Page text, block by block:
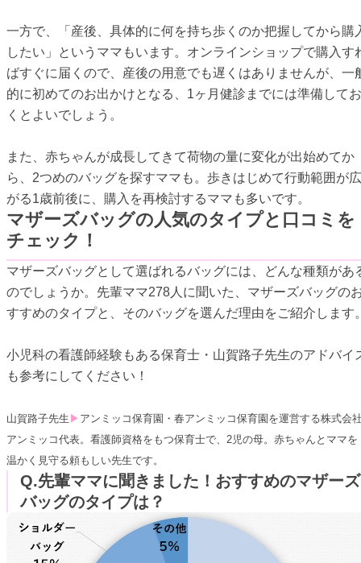
一方で、「産後、具体的に何を持ち歩くのか把握してから購
したい」というママもいます。オンラインショップで購入す
ばすぐに届くので、産後の用意でも遅くはありませんが、一
的に初めてのお出かけとなる、1ヶ月健診までには準備してお
くとよいでしょう。
また、赤ちゃんが成長してきて荷物の量に変化が出始めてか
ら、2つめのバッグを探すママも。歩きはじめて行動範囲が広
がる1歳前後に、購入を再検討するママも多いです。
マザーズバッグの人気のタイプと口コミを
チェック！
マザーズバッグとして選ばれるバッグには、どんな種類があ
のでしょうか。先輩ママ278人に聞いた、マザーズバッグの
すすめのタイプと、そのバッグを選んだ理由をご紹介します
小児科の看護師経験もある保育士・山賀路子先生のアドバイ
も参考にしてください！
山賀路子先生 ▶ アンミッコ保育園・春アンミッコ保育園を運営する株式会
アンミッコ代表。看護師資格をもつ保育士で、2児の母。赤ちゃんとママを
温かく見守る頼もしい先生です。
Q.先輩ママに聞きました！おすすめのマザーズ
バッグのタイプは？